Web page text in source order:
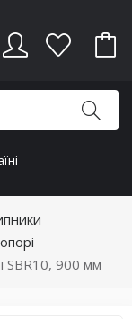
SBR10, 900 мм